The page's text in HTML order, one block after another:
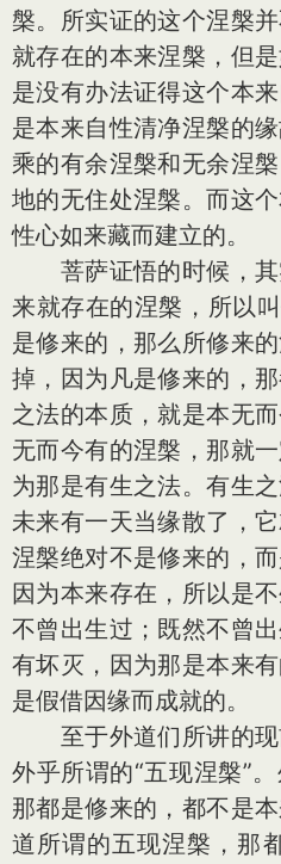
槃。所实证的这个涅槃
就存在的本来涅槃，但
是没有办法证得这个本
是本来自性清净涅槃的
乘的有余涅槃和无余涅
地的无住处涅槃。而这
性心如来藏而建立的。
菩萨证悟的时候，其
来就存在的涅槃，所以
是修来的，那么所修来
掉，因为凡是修来的，
之法的本质，就是本无
无而今有的涅槃，那就
为那是有生之法。有生
未来有一天当缘散了，
涅槃绝对不是修来的，
因为本来存在，所以是
不曾出生过；既然不曾
有坏灭，因为那是本来
是假借因缘而成就的。
至于外道们所讲的现
外乎所谓的“五现涅槃”
那都是修来的，都不是
道所谓的五现涅槃，那